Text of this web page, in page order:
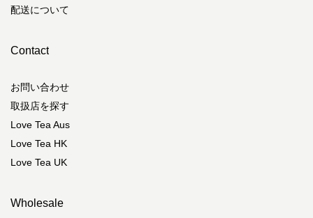
配送について
Contact
お問い合わせ
取扱店を探す
Love Tea Aus
Love Tea HK
Love Tea UK
Wholesale